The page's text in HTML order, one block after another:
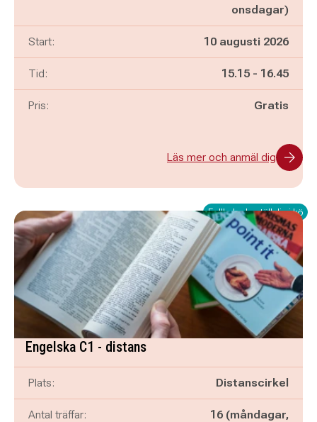
onsdagar)
Start: 10 augusti 2026
Tid: Pågår mellan
15.15 - och
16.45
Pris: Gratis
Läs mer och anmäl dig
Fullbokad - ställ dig i kö
Engelska C1 - distans
Plats: Distanscirkel
Antal träffar:
16 (måndagar,